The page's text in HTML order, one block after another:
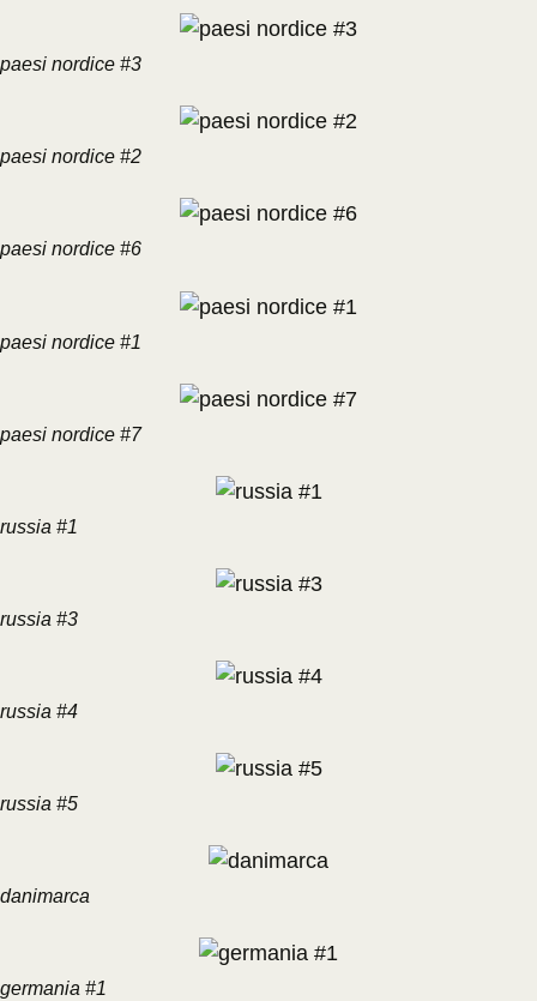
paesi nordice #3
paesi nordice #2
paesi nordice #6
paesi nordice #1
paesi nordice #7
russia #1
russia #3
russia #4
russia #5
danimarca
germania #1